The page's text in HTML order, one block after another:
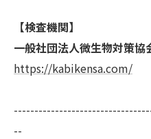
【検査機関】
一般社団法人微生物対策協
https://kabikensa.com/
--